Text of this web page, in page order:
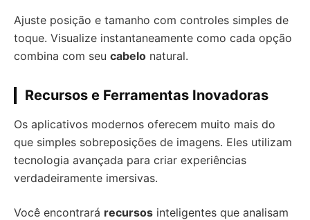
Ajuste posição e tamanho com controles simples de
toque. Visualize instantaneamente como cada opção
combina com seu cabelo natural.
Recursos e Ferramentas Inovadoras
Os aplicativos modernos oferecem muito mais do
que simples sobreposições de imagens. Eles utilizam
tecnologia avançada para criar experiências
verdadeiramente imersivas.
Você encontrará recursos inteligentes que analisam